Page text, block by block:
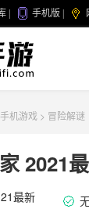
手机版
手机游戏 > 冒险解谜
2021